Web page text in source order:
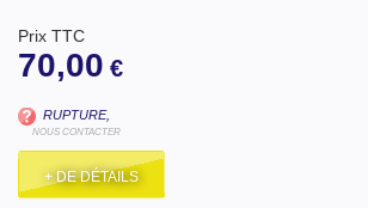
Prix TTC
70,00 €
RUPTURE,
NOUS CONTACTER
+ DE DÉTAILS